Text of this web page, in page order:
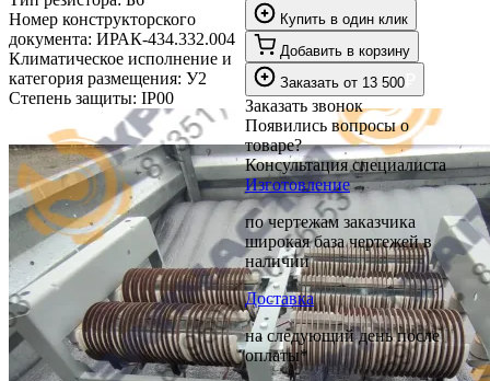
Номер конструкторского
документа: ИРАК-434.332.004
Климатическое исполнение и
категория размещения: У2
Степень защиты: IP00
Купить в один клик
Добавить в корзину
Заказать от 13 500
Заказать звонок
Появились вопросы о
товаре?
Консультация специалиста
Изготовление
по чертежам заказчика
широкая база чертежей в
наличии
Доставка
на следующий день после
оплаты*